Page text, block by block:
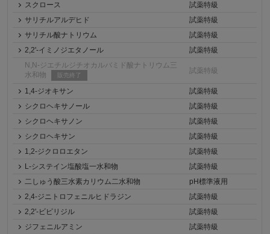
スクロース
試薬特級
サリチルアルデヒド
試薬特級
サリチル酸ナトリウム
試薬特級
2,2'-イミノジエタノール
試薬特級
N,N-ジエチルジチオカルバミド酸ナトリウム三
水和物
販売終了
試薬特級
1,4-ジオキサン
試薬特級
シクロヘキサノール
試薬特級
シクロヘキサノン
試薬特級
シクロヘキサン
試薬特級
1,2-ジクロロエタン
試薬特級
L-システイン塩酸塩一水和物
試薬特級
二しゅう酸三水素カリウム二水和物
pH標準液用
2,4-ジニトロフェニルヒドラジン
試薬特級
2,2'-ビピリジル
試薬特級
ジフェニルアミン
試薬特級